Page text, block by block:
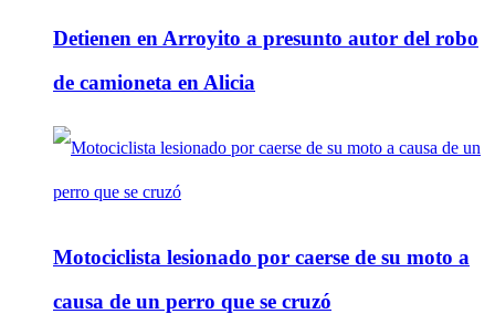
Detienen en Arroyito a presunto autor del robo
de camioneta en Alicia
Motociclista lesionado por caerse de su moto a
causa de un perro que se cruzó